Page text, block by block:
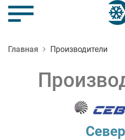
Главная Производители
Север